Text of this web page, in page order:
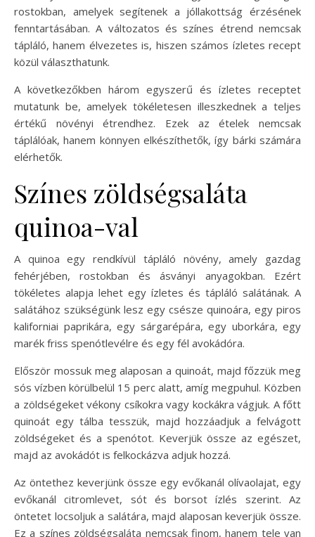
rostokban, amelyek segítenek a jóllakottság érzésének
fenntartásában. A változatos és színes étrend nemcsak
tápláló, hanem élvezetes is, hiszen számos ízletes recept
közül választhatunk.
A következőkben három egyszerű és ízletes receptet
mutatunk be, amelyek tökéletesen illeszkednek a teljes
értékű növényi étrendhez. Ezek az ételek nemcsak
táplálóak, hanem könnyen elkészíthetők, így bárki számára
elérhetők.
Színes zöldségsaláta
quinoa-val
A quinoa egy rendkívül tápláló növény, amely gazdag
fehérjében, rostokban és ásványi anyagokban. Ezért
tökéletes alapja lehet egy ízletes és tápláló salátának. A
salátához szükségünk lesz egy csésze quinoára, egy piros
kaliforniai paprikára, egy sárgarépára, egy uborkára, egy
marék friss spenótlevélre és egy fél avokádóra.
Először mossuk meg alaposan a quinoát, majd főzzük meg
sós vízben körülbelül 15 perc alatt, amíg megpuhul. Közben
a zöldségeket vékony csíkokra vagy kockákra vágjuk. A főtt
quinoát egy tálba tesszük, majd hozzáadjuk a felvágott
zöldségeket és a spenótot. Keverjük össze az egészet,
majd az avokádót is felkockázva adjuk hozzá.
Az öntethez keverjünk össze egy evőkanál olívaolajat, egy
evőkanál citromlevet, sót és borsot ízlés szerint. Az
öntetet locsoljuk a salátára, majd alaposan keverjük össze.
Ez a színes zöldségsaláta nemcsak finom, hanem tele van